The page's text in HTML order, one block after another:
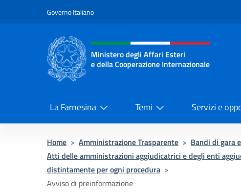
Governo Italiano
Intestazione sito, social e
Ministero degli Affari Esteri
e della Cooperazione Internazionale
La Farnesina Temi Servizi e
Home > Amministrazione Trasparente > Bandi di gara
Atti delle amministrazioni aggiudicatrici e degli enti
distintamente per ogni procedura >
Avviso di preinformazione